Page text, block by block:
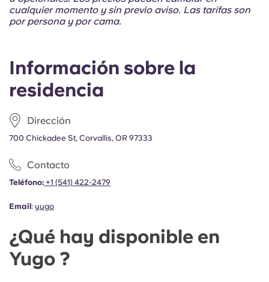
Información sobre la
residencia
Dirección
700 Chickadee St, Corvallis, OR 97333
Contacto
Teléfono: +1 (541) 422-2479
Email: yugo
¿Qué hay disponible en
Yugo ?
cualquier momento y sin previo aviso. Las tarifas son
por persona y por cama.